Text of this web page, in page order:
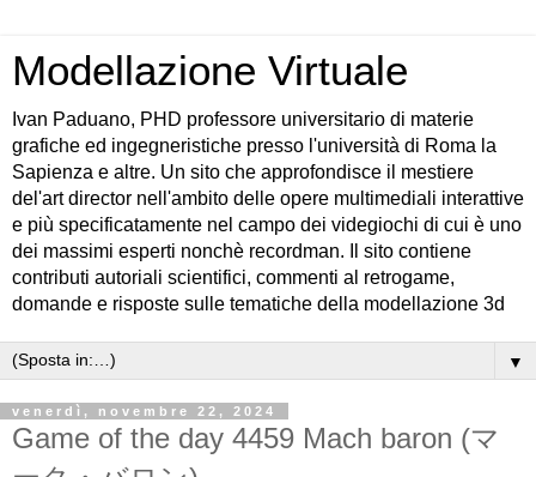
Modellazione Virtuale
Ivan Paduano, PHD professore universitario di materie
grafiche ed ingegneristiche presso l'università di Roma la
Sapienza e altre. Un sito che approfondisce il mestiere
del'art director nell'ambito delle opere multimediali interattive
e più specificatamente nel campo dei videgiochi di cui è uno
dei massimi esperti nonchè recordman. Il sito contiene
contributi autoriali scientifici, commenti al retrogame,
domande e risposte sulle tematiche della modellazione 3d
▼
venerdì, novembre 22, 2024
Game of the day 4459 Mach baron (マ